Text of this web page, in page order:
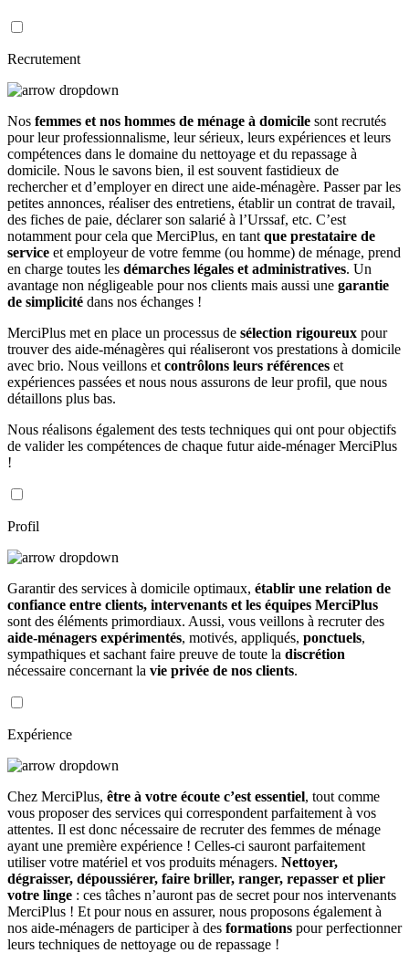
Recrutement
Nos femmes et nos hommes de ménage à domicile sont recrutés
pour leur professionnalisme, leur sérieux, leurs expériences et leurs
compétences dans le domaine du nettoyage et du repassage à
domicile. Nous le savons bien, il est souvent fastidieux de
rechercher et d’employer en direct une aide-ménagère. Passer par les
petites annonces, réaliser des entretiens, établir un contrat de travail,
des fiches de paie, déclarer son salarié à l’Urssaf, etc. C’est
notamment pour cela que MerciPlus, en tant que prestataire de
service et employeur de votre femme (ou homme) de ménage, prend
en charge toutes les démarches légales et administratives. Un
avantage non négligeable pour nos clients mais aussi une garantie
de simplicité dans nos échanges !
MerciPlus met en place un processus de sélection rigoureux pour
trouver des aide-ménagères qui réaliseront vos prestations à domicile
avec brio. Nous veillons et contrôlons leurs références et
expériences passées et nous nous assurons de leur profil, que nous
détaillons plus bas.
Nous réalisons également des tests techniques qui ont pour objectifs
de valider les compétences de chaque futur aide-ménager MerciPlus
!
Profil
Garantir des services à domicile optimaux, établir une relation de
confiance entre clients, intervenants et les équipes MerciPlus
sont des éléments primordiaux. Aussi, vous veillons à recruter des
aide-ménagers expérimentés, motivés, appliqués, ponctuels,
sympathiques et sachant faire preuve de toute la discrétion
nécessaire concernant la vie privée de nos clients.
Expérience
Chez MerciPlus, être à votre écoute c’est essentiel, tout comme
vous proposer des services qui correspondent parfaitement à vos
attentes. Il est donc nécessaire de recruter des femmes de ménage
ayant une première expérience ! Celles-ci sauront parfaitement
utiliser votre matériel et vos produits ménagers. Nettoyer,
dégraisser, dépoussiérer, faire briller, ranger, repasser et plier
votre linge : ces tâches n’auront pas de secret pour nos intervenants
MerciPlus ! Et pour nous en assurer, nous proposons également à
nos aide-ménagers de participer à des formations pour perfectionner
leurs techniques de nettoyage ou de repassage !